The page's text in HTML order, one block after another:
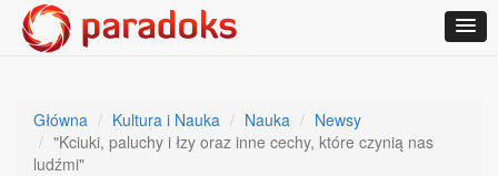
Główna Kultura i Nauka Nauka
Newsy
"Kciuki, paluchy i łzy oraz inne cechy, które czynią nas
ludźmi"